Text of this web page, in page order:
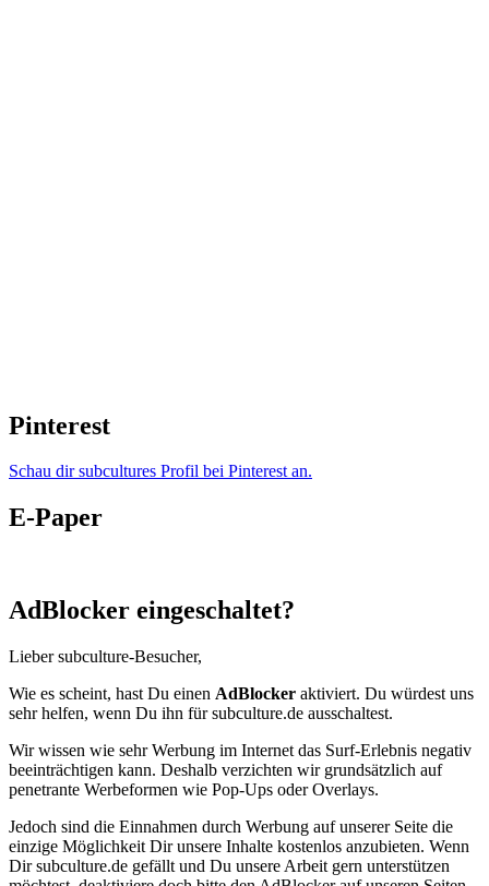
Pinterest
Schau dir subcultures Profil bei Pinterest an.
E-Paper
AdBlocker eingeschaltet?
Lieber subculture-Besucher,
Wie es scheint, hast Du einen AdBlocker aktiviert. Du würdest uns
sehr helfen, wenn Du ihn für subculture.de ausschaltest.
Wir wissen wie sehr Werbung im Internet das Surf-Erlebnis negativ
beeinträchtigen kann. Deshalb verzichten wir grundsätzlich auf
penetrante Werbeformen wie Pop-Ups oder Overlays.
Jedoch sind die Einnahmen durch Werbung auf unserer Seite die
einzige Möglichkeit Dir unsere Inhalte kostenlos anzubieten. Wenn
Dir subculture.de gefällt und Du unsere Arbeit gern unterstützen